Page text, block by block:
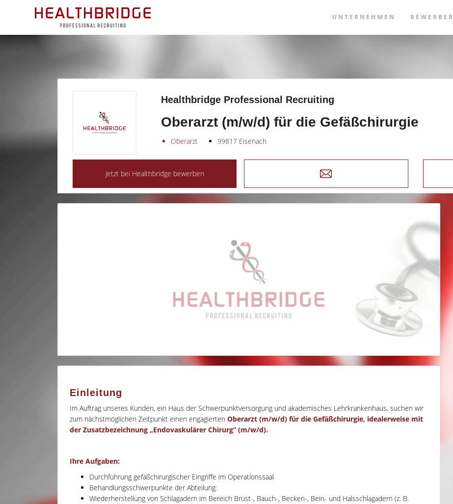
UNTERNEHMEN BEWERBER
Healthbridge Professional Recruiting
Oberarzt (m/w/d) für die Gefäßchirurgie
Oberarzt 99817 Eisenach
Einleitung
Im Auftrag unseres Kunden, ein Haus der Schwerpunktversorgung und akademisches Lehrkrankenhaus, suchen wir
zum nächstmöglichen Zeitpunkt einen engagierten Oberarzt (m/w/d) für die Gefäßchirurgie, idealerweise mit
der Zusatzbezeichnung „Endovaskulärer Chirurg“ (m/w/d).
Ihre Aufgaben:
Durchführung gefäßchirurgischer Eingriffe im Operationssaal
Behandlungsschwerpunkte der Abteilung:
Wiederherstellung von Schlagadern im Bereich Brust-, Bauch-, Becken-, Bein- und Halsschlagadern (z. B.